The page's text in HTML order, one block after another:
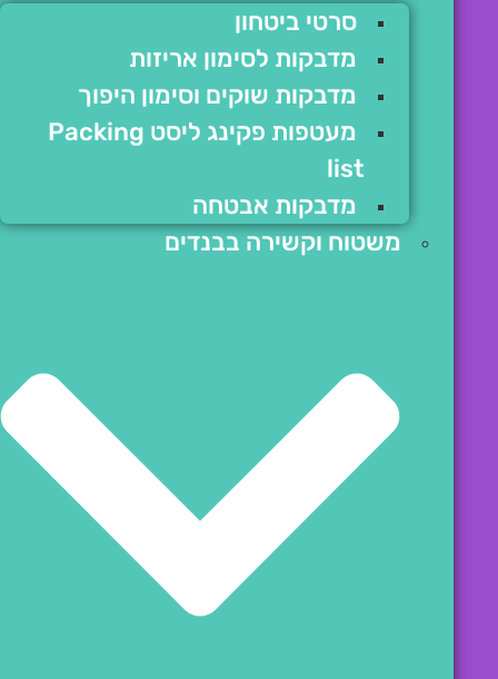
סרטי ביטחון
מדבקות לסימון אריזות
מדבקות שוקים וסימון היפוך
מעטפות פקינג ליסט Packing
list
מדבקות אבטחה
משטוח וקשירה בבנדים